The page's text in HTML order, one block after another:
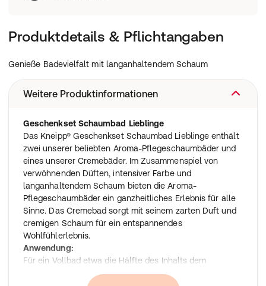
Produktdetails & Pflichtangaben
Genieße Badevielfalt mit langanhaltendem Schaum
Weitere Produktinformationen
Geschenkset Schaumbad Lieblinge
Das Kneipp® Geschenkset Schaumbad Lieblinge enthält
zwei unserer beliebten Aroma-Pflegeschaumbäder und
eines unserer Cremebäder. Im Zusammenspiel von
verwöhnenden Düften, intensiver Farbe und
langanhaltendem Schaum bieten die Aroma-
Pflegeschaumbäder ein ganzheitliches Erlebnis für alle
Sinne. Das Cremebad sorgt mit seinem zarten Duft und
cremigen Schaum für ein entspannendes
Wohlfühlerlebnis.
Anwendung:
Für ein Vollbad etwa die Hälfte des Inhalts dem
einlaufenden Badewasser (36-38 °C) zugeben und das